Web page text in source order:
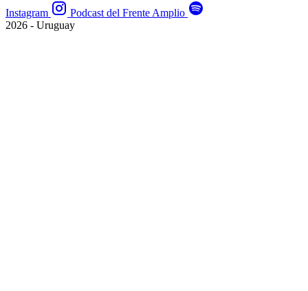
Instagram
Podcast del Frente Amplio
2026 - Uruguay